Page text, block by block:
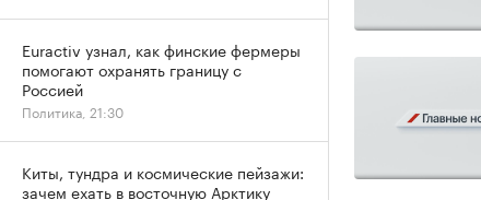
Euractiv узнал, как финские фермеры
помогают охранять границу с
Россией
Политика, 21:30
Киты, тундра и космические пейзажи:
зачем ехать в восточную Арктику